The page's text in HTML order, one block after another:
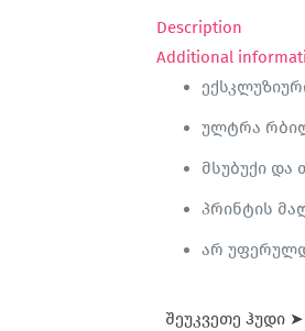
Description
Additional
ულტრა
მსუბუქი და
პრინტის
არ
შეუკვეთე ჰუდი ➤